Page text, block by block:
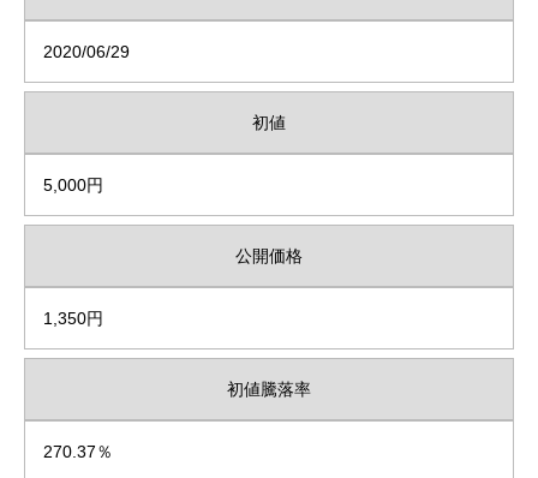
2020/06/29
初値
5,000円
公開価格
1,350円
初値騰落率
270.37％